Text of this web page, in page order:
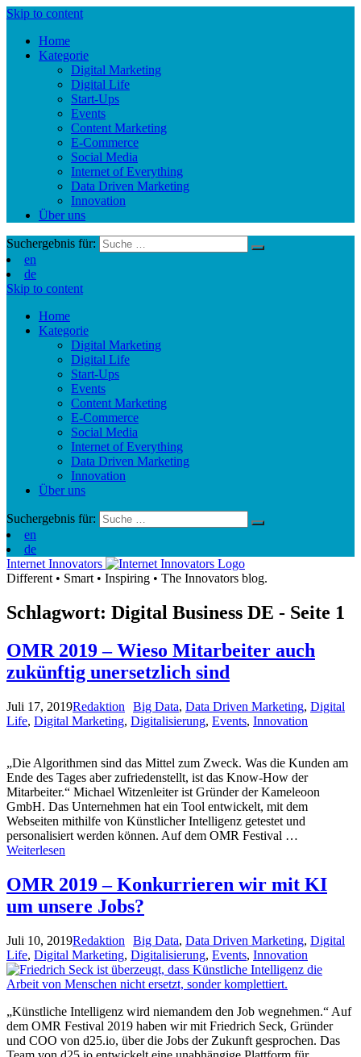
Skip to content
Home
Kategorie
Digital Marketing
Digital Life
Start-Ups
Events
Content Marketing
E-Commerce
Social Media
Internet of Everything
Data Driven Marketing
Innovation
Über uns
Suchergebnis für:
en
de
Skip to content
Home
Kategorie
Digital Marketing
Digital Life
Start-Ups
Events
Content Marketing
E-Commerce
Social Media
Internet of Everything
Data Driven Marketing
Innovation
Über uns
Suchergebnis für:
en
de
Internet Innovators
Different • Smart • Inspiring • The Innovators blog.
Schlagwort: Digital Business DE - Seite 1
OMR 2019 – Wieso Mitarbeiter auch
zukünftig unersetzlich sind
Juli 17, 2019Redaktion Big Data, Data Driven Marketing, Digital
Life, Digital Marketing, Digitalisierung, Events, Innovation
„Die Algorithmen sind das Mittel zum Zweck. Was die Kunden am
Ende des Tages aber zufriedenstellt, ist das Know-How der
Mitarbeiter.“ Michael Witzenleiter ist Gründer der Kameleoon
GmbH. Das Unternehmen hat ein Tool entwickelt, mit dem
Webseiten mithilfe von Künstlicher Intelligenz getestet und
personalisiert werden können. Auf dem OMR Festival …
Weiterlesen
OMR 2019 – Konkurrieren wir mit KI
um unsere Jobs?
Juli 10, 2019Redaktion Big Data, Data Driven Marketing, Digital
Life, Digital Marketing, Digitalisierung, Events, Innovation
„Künstliche Intelligenz wird niemandem den Job wegnehmen.“ Auf
dem OMR Festival 2019 haben wir mit Friedrich Seck, Gründer
und COO von d25.io, über die Jobs der Zukunft gesprochen. Das